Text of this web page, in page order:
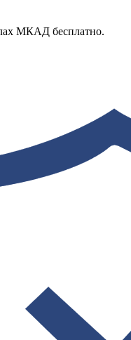
МКАД бесплатно.